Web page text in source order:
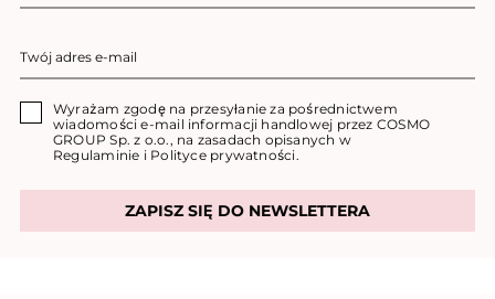
Wyrażam zgodę na przesyłanie za pośrednictwem
wiadomości e-mail informacji handlowej przez COSMO
GROUP Sp. z o.o., na zasadach opisanych w
Regulaminie i Polityce prywatności.
ZAPISZ SIĘ DO NEWSLETTERA